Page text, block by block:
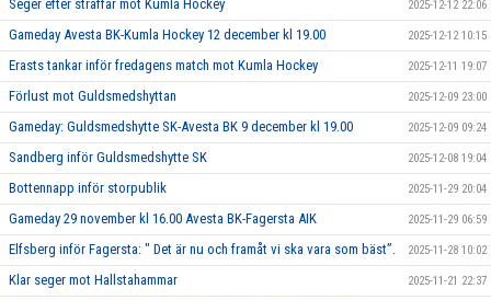
Seger efter straffar mot Kumla Hockey 2025-12-12 22:06
Gameday Avesta BK-Kumla Hockey 12 december kl 19.00 2025-12-12 10:15
Erasts tankar inför fredagens match mot Kumla Hockey 2025-12-11 19:07
Förlust mot Guldsmedshyttan 2025-12-09 23:00
Gameday: Guldsmedshytte SK-Avesta BK 9 december kl 19.00 2025-12-09 09:24
Sandberg inför Guldsmedshytte SK 2025-12-08 19:04
Bottennapp inför storpublik 2025-11-29 20:04
Gameday 29 november kl 16.00 Avesta BK-Fagersta AIK 2025-11-29 06:59
Elfsberg inför Fagersta: " Det är nu och framåt vi ska vara som bäst”. 2025-11-28 10:02
Klar seger mot Hallstahammar 2025-11-21 22:37